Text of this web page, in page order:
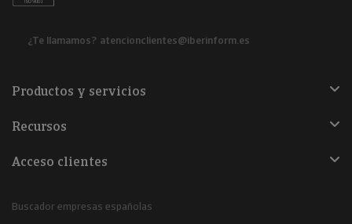
¿Te llamamos? atencionclientes@iberinform.es
Productos y servicios
Recursos
Acceso clientes
Buscador empresas españolas